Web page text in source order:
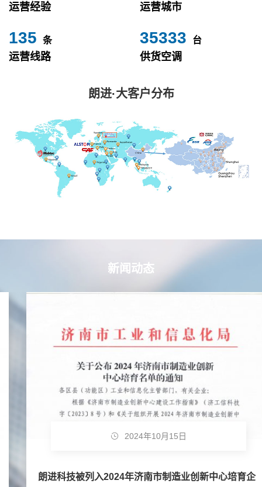
运营经验 运营城市
153 条
运营线路
40000 台
供货空调
朗进·大客户分布
新闻动态
2024年10月15日
朗进科技被列入2024年济南市制造业创新中心培育企